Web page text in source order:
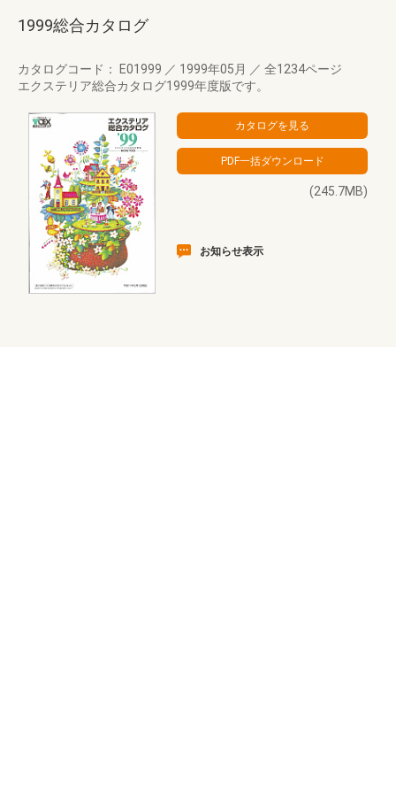
1999総合カタログ
カタログコード： E01999 ／ 1999年05月 ／ 全1234ページ
エクステリア総合カタログ1999年度版です。
(245.7MB)
お知らせ表示